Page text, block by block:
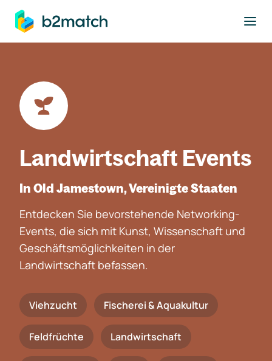
springen
Landwirtschaft Events
In Old Jamestown, Vereinigte Staaten
Entdecken Sie bevorstehende Networking-
Events, die sich mit Kunst, Wissenschaft und
Geschäftsmöglichkeiten in der
Landwirtschaft befassen.
Viehzucht Fischerei & Aquakultur
Feldfrüchte Landwirtschaft